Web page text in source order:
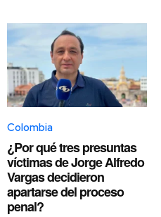
Colombia
¿Por qué tres presuntas
víctimas de Jorge Alfredo
Vargas decidieron
apartarse del proceso
penal?